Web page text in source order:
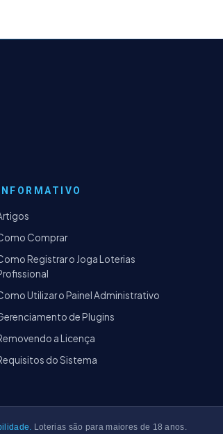
INFORMATIVO
Comprar
Registrar o Joga Loterias
Utilizar o Painel Administrativo
de Plugins
a Licença
do Sistema
Loterias são para maiores de 18 anos.